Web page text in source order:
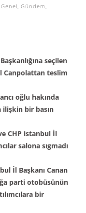
Genel, Gündem ,
seçilen
Canpolattan teslim
oğlu hakında
bir basın
CHP istanbul İl
salona sıgmadı
İl Başkanı Canan
parti otobüsünün
bir